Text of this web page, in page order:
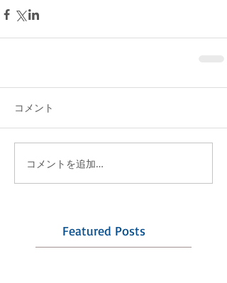
コメント
コメントを追加…
Featured Posts